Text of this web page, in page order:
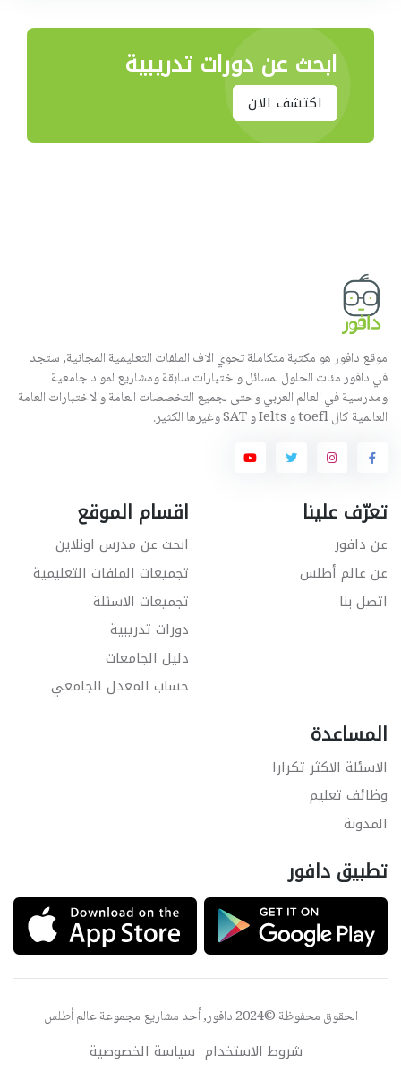
ابحث عن دورات تدريبية
اكتشف الان
موقع دافور هو مكتبة متكاملة تحوي الاف الملفات التعليمية المجانية, ستجد
في دافور مئات الحلول لمسائل واختبارات سابقة ومشاريع لمواد جامعية
ومدرسية في العالم العربي وحتى لجميع التخصصات العامة والاختبارات العامة
العالمية كال toefl و Ielts و SAT وغيرها الكثير.
تعرّف علينا
عن دافور
عن عالم أطلس
اتصل بنا
اقسام الموقع
ابحث عن مدرس اونلاين
تجميعات الملفات التعليمية
تجميعات الاسئلة
دورات تدريبية
دليل الجامعات
حساب المعدل الجامعي
المساعدة
الاسئلة الاكثر تكرارا
وظائف تعليم
المدونة
تطبيق دافور
الحقوق محفوظة ©2024 دافور, أحد مشاريع مجموعة عالم أطلس
شروط الاستخدام سياسة الخصوصية